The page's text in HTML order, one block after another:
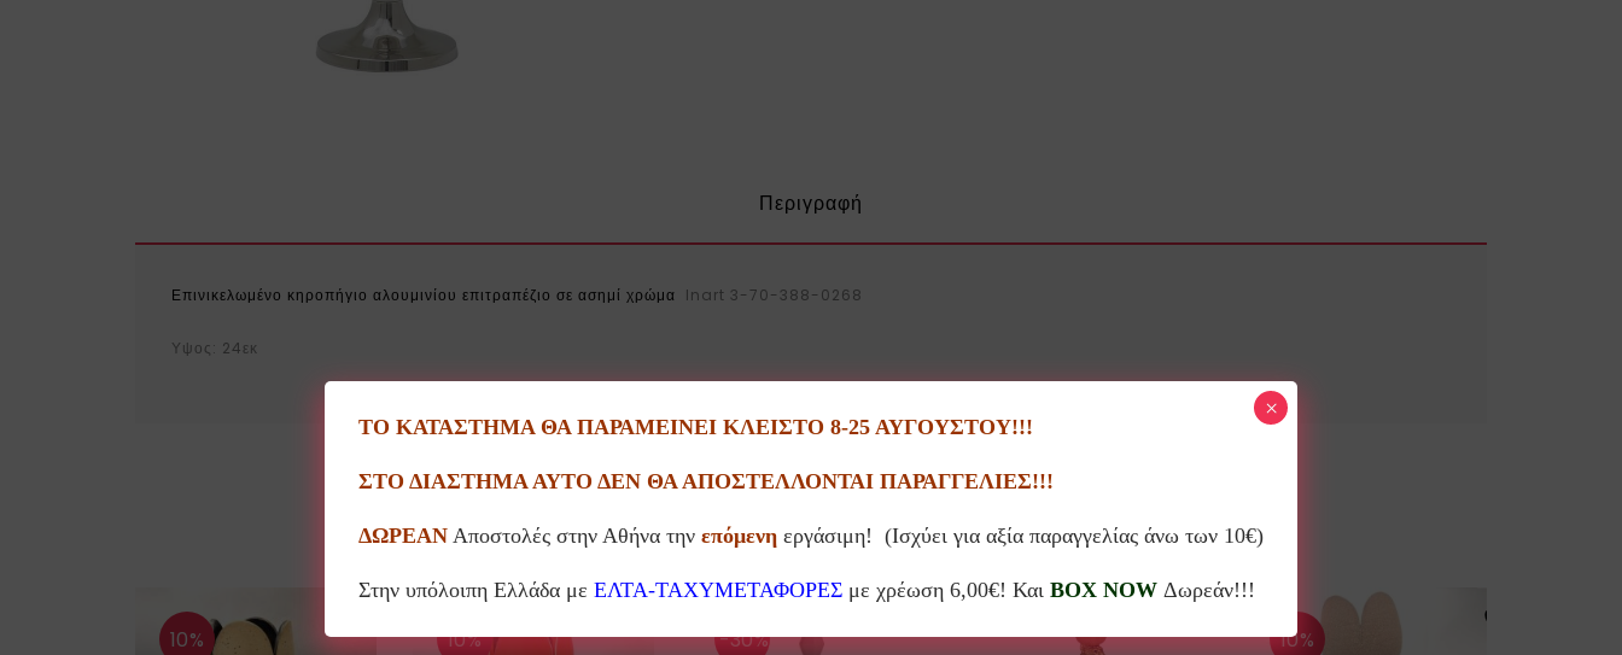
Περιγραφή
Επινικελωμένο κηροπήγιο αλουμινίου επιτραπέζιο σε ασημί χρώμα Inart 3-70-388-0268
Υψος: 24εκ
Σχετικά προϊόντα
10% 10% -30% 10%
ΤΟ ΚΑΤΑΣΤΗΜΑ ΘΑ ΠΑΡΑΜΕΙΝΕΙ ΚΛΕΙΣΤΟ 8-25 ΑΥΓΟΥΣΤΟΥ!!!
ΣΤΟ ΔΙΑΣΤΗΜΑ ΑΥΤΟ ΔΕΝ ΘΑ ΑΠΟΣΤΕΛΛΟΝΤΑΙ ΠΑΡΑΓΓΕΛΙΕΣ!!!
ΔΩΡΕΑΝΑποστολές στην Αθήνα την επόμενηεργάσιμη! (Ισχύει για αξία παραγγελίας άνω των 10€)
Στην υπόλοιπη Ελλάδα με ΕΛΤΑ-ΤΑΧΥΜΕΤΑΦΟΡΕΣμε χρέωση 6,00€! Και BOX NOWΔωρεάν!!!
×